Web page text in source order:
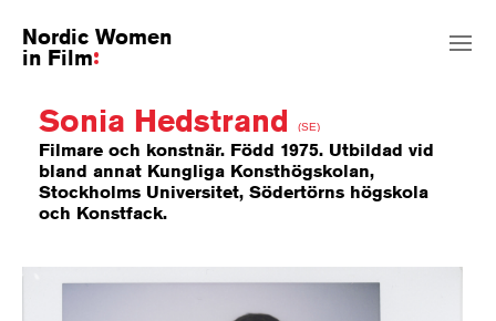
Nordic Women
in Film
Sonia Hedstrand (SE)
Filmare och konstnär. Född 1975. Utbildad vid
bland annat Kungliga Konsthögskolan,
Stockholms Universitet, Södertörns högskola
och Konstfack.